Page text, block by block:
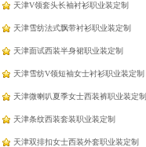
天津V领套头长袖衬衫职业装定制
天津雪纺法式飘带衬衫职业装定制
天津面试西装半身裙职业装定制
天津雪纺V领短袖女士衬衫职业装定制
天津微喇叭夏季女士西装裤职业装定制
天津条纹西装套装职业装定制
天津双排扣女士西装外套职业装定制